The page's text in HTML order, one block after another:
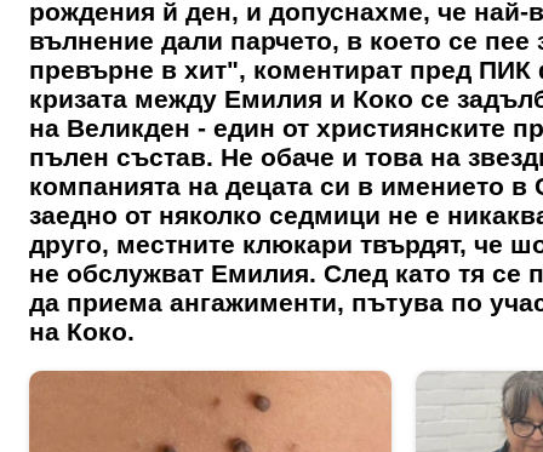
рождения й ден, и допуснахме, че
вълнение дали парчето, в което се
превърне в хит", коментират пред
кризата между Емилия и Коко се
на Великден - един от християнските
пълен състав. Не обаче и това на
компанията на децата си в имението
заедно от няколко седмици не е
друго, местните клюкари твърдят, че
не обслужват Емилия. След като тя се
да приема ангажименти, пътува по
на Коко.